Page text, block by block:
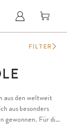
aus den weltweit
aus besonders
gewonnen. Für die
FILTER